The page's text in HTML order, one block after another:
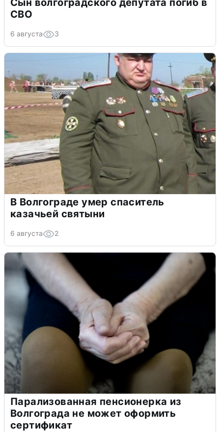
Сын волгоградского депутата погиб в
СВО
6 августа 3
В Волгограде умер спаситель
казачьей святыни
6 августа 2
Парализованная пенсионерка из
Волгограда не может оформить
сертификат